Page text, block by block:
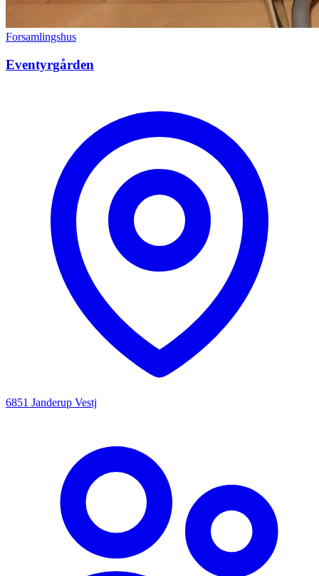
Forsamlingshus
Eventyrgården
6851 Janderup Vestj